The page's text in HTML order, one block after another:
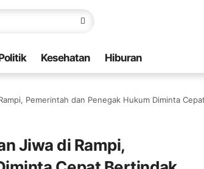
Kesehatan Hiburan
Pemerintah dan Penegak Hukum Diminta Cepat
Jiwa di Rampi,